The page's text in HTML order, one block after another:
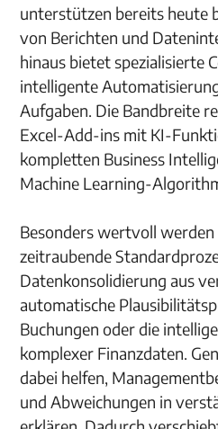
unterstützen bereits heute
von Berichten und
hinaus bietet spezialisierte
intelligente
Aufgaben. Die Bandbreite
Excel-Add-ins mit KI-
kompletten Business
Machine Learning-
Besonders wertvoll werden
zeitraubende
Datenkonsolidierung aus
automatische
Buchungen oder die
komplexer Finanzdaten.
dabei helfen,
und Abweichungen in